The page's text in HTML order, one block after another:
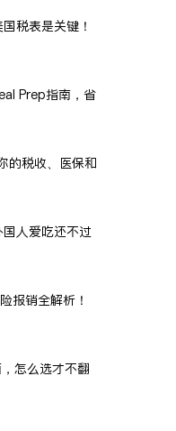
税表是关键！
Prep指南，省
的税收、医保和
人爱吃还不过
报销全解析！
怎么选才不翻